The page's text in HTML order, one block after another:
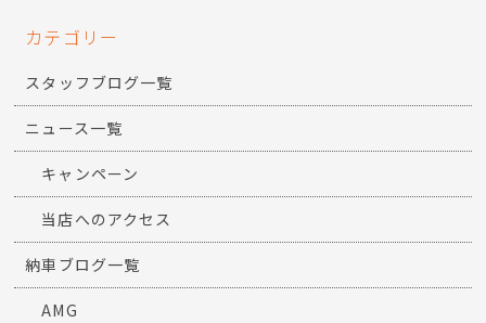
カテゴリー
スタッフブログ一覧
ニュース一覧
キャンペーン
当店へのアクセス
納車ブログ一覧
AMG